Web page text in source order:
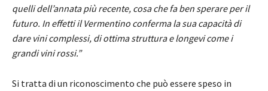
quelli dell’annata più recente, cosa che fa ben sperare per il
futuro. In effetti il Vermentino conferma la sua capacità di
dare vini complessi, di ottima struttura e longevi come i
grandi vini rossi.”
Si tratta di un riconoscimento che può essere speso in